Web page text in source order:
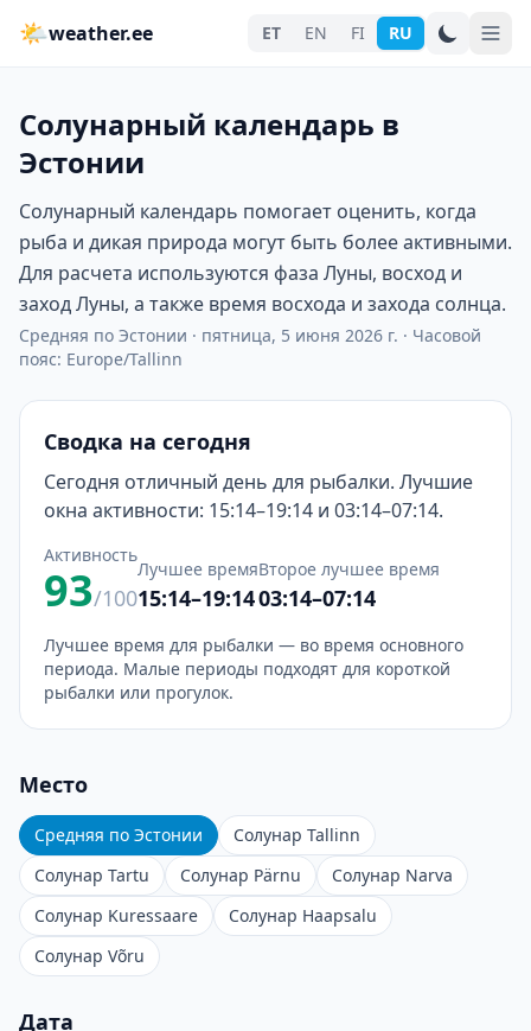
🌤weather.ee ET EN FI RU
Солунарный календарь в
Эстонии
Солунарный календарь помогает оценить, когда
рыба и дикая природа могут быть более активными.
Для расчета используются фаза Луны, восход и
заход Луны, а также время восхода и захода солнца.
Средняя по Эстонии · пятница, 5 июня 2026 г. · Часовой
пояс: Europe/Tallinn
Сводка на сегодня
Сегодня отличный день для рыбалки. Лучшие
окна активности: 15:14–19:14 и 03:14–07:14.
Активность
93/100
Лучшее время
15:14–19:14
Второе лучшее время
03:14–07:14
Лучшее время для рыбалки — во время основного
периода. Малые периоды подходят для короткой
рыбалки или прогулок.
Место
Средняя по Эстонии
Солунар Tallinn
Солунар Tartu
Солунар Pärnu
Солунар Narva
Солунар Kuressaare
Солунар Haapsalu
Солунар Võru
Дата